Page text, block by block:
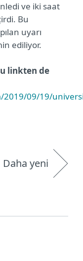
ve iki saat
Bu
uyarı
ediliyor.
linkten de
2019/09/19/
Daha yeni